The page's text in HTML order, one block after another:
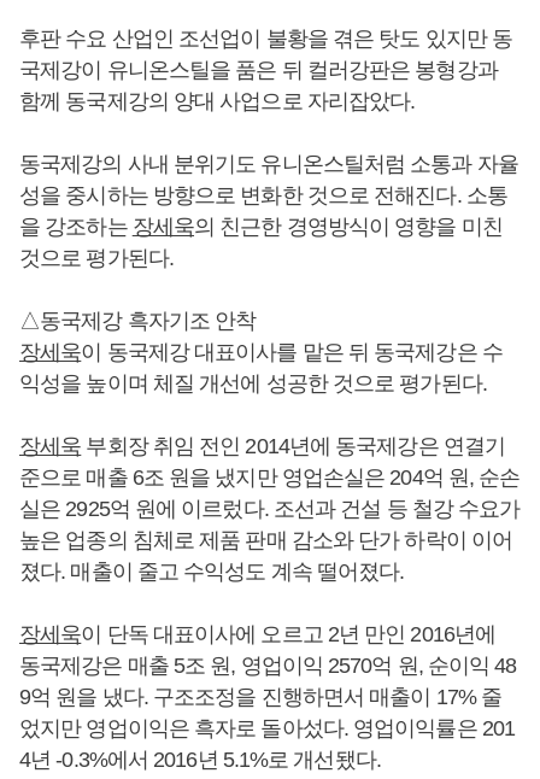
후판 수요 산업인 조선업이 불황을 겪은 탓도 있지만 동
국제강이 유니온스틸을 품은 뒤 컬러강판은 봉형강과
함께 동국제강의 양대 사업으로 자리잡았다.
동국제강의 사내 분위기도 유니온스틸처럼 소통과 자율
성을 중시하는 방향으로 변화한 것으로 전해진다. 소통
을 강조하는 장세욱의 친근한 경영방식이 영향을 미친
것으로 평가된다.
△동국제강 흑자기조 안착
장세욱이 동국제강 대표이사를 맡은 뒤 동국제강은 수
익성을 높이며 체질 개선에 성공한 것으로 평가된다.
장세욱 부회장 취임 전인 2014년에 동국제강은 연결기
준으로 매출 6조 원을 냈지만 영업손실은 204억 원, 순손
실은 2925억 원에 이르렀다. 조선과 건설 등 철강 수요가
높은 업종의 침체로 제품 판매 감소와 단가 하락이 이어
졌다. 매출이 줄고 수익성도 계속 떨어졌다.
장세욱이 단독 대표이사에 오르고 2년 만인 2016년에
동국제강은 매출 5조 원, 영업이익 2570억 원, 순이익 48
9억 원을 냈다. 구조조정을 진행하면서 매출이 17% 줄
었지만 영업이익은 흑자로 돌아섰다. 영업이익률은 201
4년 -0.3%에서 2016년 5.1%로 개선됐다.